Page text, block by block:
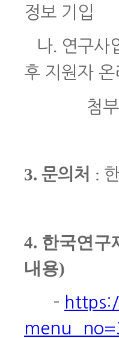
정보 기입
나. 연구사
후 지원자
첨부서
3. 문의처 :
4. 한국연구
내용)
-